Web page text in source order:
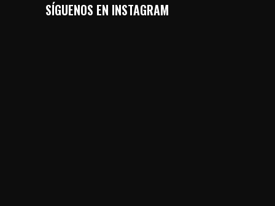
SÍGUENOS EN INSTAGRAM